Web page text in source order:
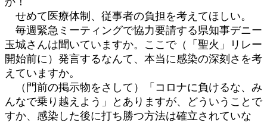
せめて医療体制、従事者の負担を考えてほしい。
毎週緊急ミーティングで協力要請する県知事デニー
玉城さんは聞いていますか。ここで（「聖火」リレー
開始前に）発言するなんて、本当に感染の深刻さを考
えていますか。
（門前の掲示物をさして）「コロナに負けるな、み
んなで乗り越えよう」とありますが、どういうことで
すか、感染した後に打ち勝つ方法は確立されていな